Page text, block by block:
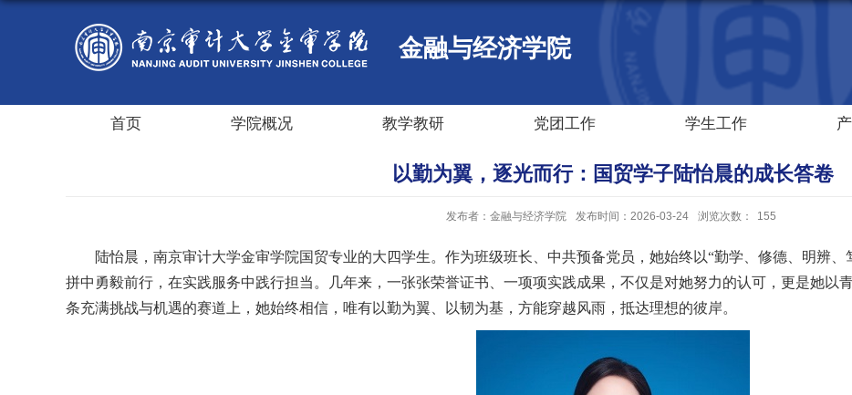
金融与经济学院
首页 学院概况 教学教研 党团工作 学生工作
以勤为翼，逐光而行：国贸学子陆怡晨的成长答卷
发布者：金融与经济学院 发布时间：2026-03-24 浏览次数： 155
陆怡晨，南京审计大学金审学院国贸专业的大四学生。作为班级班长、中共预备党员， 她始终以“勤学、修德、明辨、
拼中勇毅前行，在实践服务中践行担当。几年来，一张张荣誉证书、一项项实践成果，不仅是对她努力的认可，更是她以
条充满挑战与机遇的赛道上， 她始终相信，唯有以勤为翼、以韧为基，方能穿越风雨，抵达理想的彼岸。